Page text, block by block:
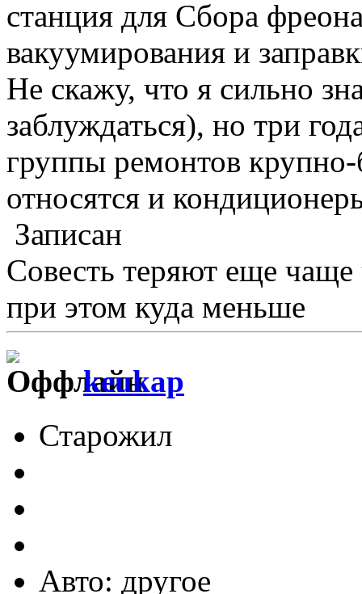
станция для Сбора
вакуумирования и
Не скажу, что я сильно
заблуждаться), но три
группы ремонтов
относятся и
Записан
Совесть теряют еще
при этом куда меньше
keukap
Старожил
Авто: другое